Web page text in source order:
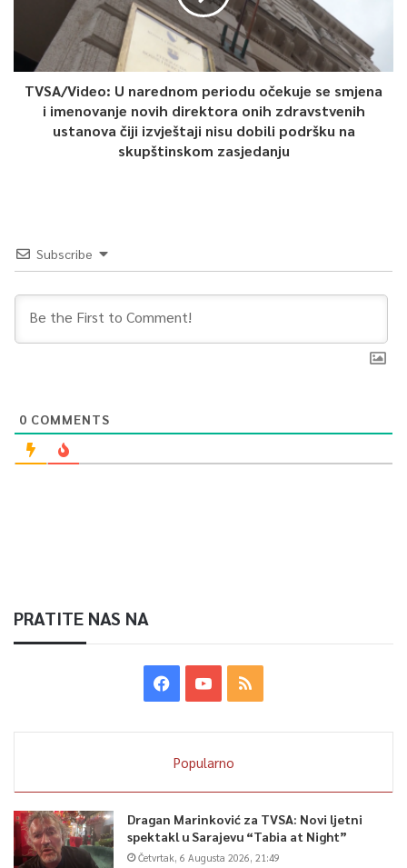
TVSA/Video: U narednom periodu očekuje se smjena
i imenovanje novih direktora onih zdravstvenih
ustanova čiji izvještaji nisu dobili podršku na
skupštinskom zasjedanju
Subscribe
0 COMMENTS
PRATITE NAS NA
Popularno
Dragan Marinković za TVSA: Novi ljetni
spektakl u Sarajevu “Tabia at Night”
Četvrtak, 6 Augusta 2026, 21:49